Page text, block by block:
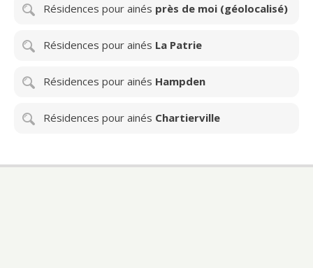
Résidences pour ainés près de moi (géolocalisé)
Résidences pour ainés La Patrie
Résidences pour ainés Hampden
Résidences pour ainés Chartierville